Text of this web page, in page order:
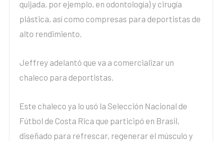
quijada, por ejemplo, en odontología) y cirugía
plástica, así como compresas para deportistas de
alto rendimiento.
Jeffrey adelantó que va a comercializar un
chaleco para deportistas.
Este chaleco ya lo usó la Selección Nacional de
Fútbol de Costa Rica que participó en Brasil,
diseñado para refrescar, regenerar el músculo y